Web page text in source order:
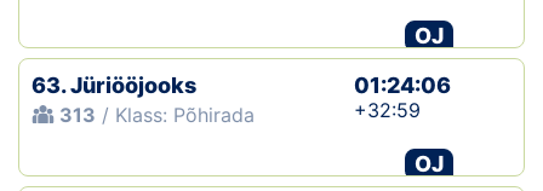
OJ
63. Jüriööjooks
313 / Klass: Põhirada
01:24:06
+32:59
OJ